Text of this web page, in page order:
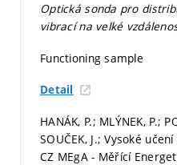
Optická sonda pro
vibrací na velké
Functioning sample
Detail
HANÁK, P.; MLÝNEK, P.;
SOUČEK, J.; Vysoké
CZ MEgA - Měřící